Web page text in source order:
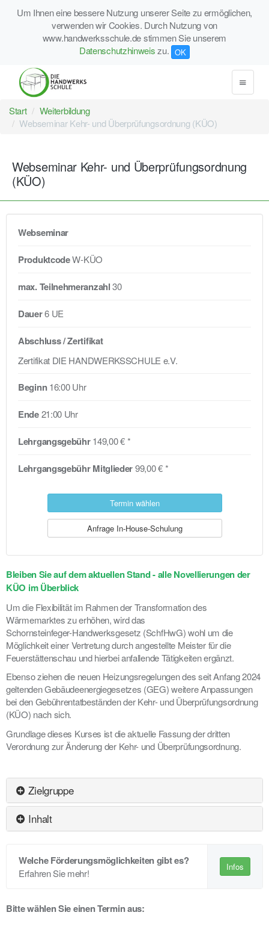
Um Ihnen eine bessere Nutzung unserer Seite zu ermöglichen,
verwenden wir Cookies. Durch Nutzung von
www.handwerksschule.de stimmen Sie unserem
Datenschutzhinweiszu. OK
Start
Weiterbildung
Webseminar Kehr- und Überprüfungsordnung (KÜO)
Webseminar Kehr- und Überprüfungsordnung
(KÜO)
Webseminar
ProduktcodeW-KÜO
max. Teilnehmeranzahl30
Dauer6 UE
Abschluss / Zertifikat
Zertifikat DIE HANDWERKSSCHULE e.V.
Beginn16:00 Uhr
Ende21:00 Uhr
Lehrgangsgebühr149,00 € *
Lehrgangsgebühr Mitglieder99,00 € *
Termin wählen
Anfrage In-House-Schulung
Bleiben Sie auf dem aktuellen Stand - alle Novellierungen der
KÜO im Überblick
Um die Flexibilität im Rahmen der Transformation des
Wärmemarktes zu erhöhen, wird das
Schornsteinfeger-Handwerksgesetz (SchfHwG) wohl um die
Möglichkeit einer Vertretung durch angestellte Meister für die
Feuerstättenschau und hierbei anfallende Tätigkeiten ergänzt.
Ebenso ziehen die neuen Heizungsregelungen des seit Anfang 2024
geltenden Gebäudeenergiegesetzes (GEG) weitere Anpassungen
bei den Gebührentatbeständen der Kehr- und Überprüfungsordnung
(KÜO) nach sich.
Grundlage dieses Kurses ist die aktuelle Fassung der dritten
Verordnung zur Änderung der Kehr- und Überprüfungsordnung.
Zielgruppe
Inhalt
Welche Förderungsmöglichkeiten gibt es?
Erfahren Sie mehr!
Infos
Bitte wählen Sie einen Termin aus: